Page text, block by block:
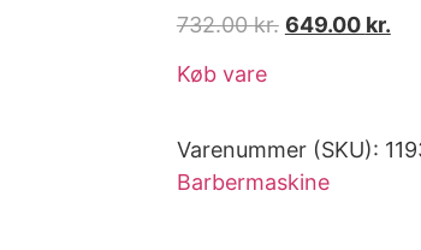
732.00kr. 649.00 kr.
Køb vare
Varenummer (SKU):
Barbermaskine